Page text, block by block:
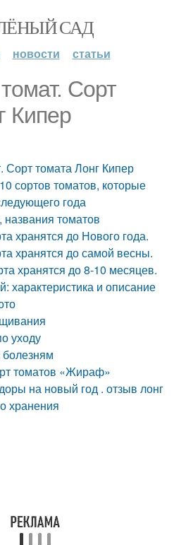
САД
новости статьи
Сорт
Кипер
Сорт томата Лонг Кипер
сортов томатов, которые
года
названия томатов
хранятся до Нового года.
хранятся до самой весны.
хранятся до 8-10 месяцев.
характеристика и описание
уходу
болезням
томатов «Жираф»
на новый год . отзыв лонг
хранения